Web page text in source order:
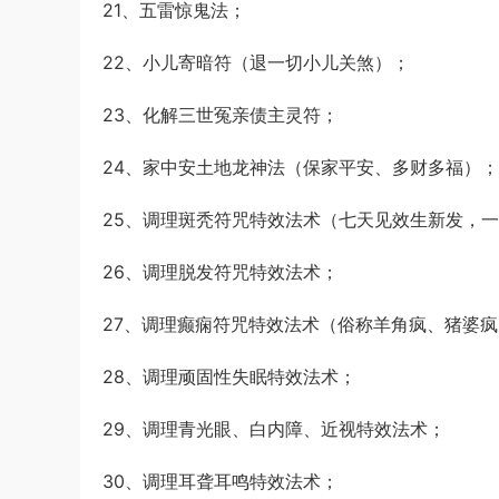
21、五雷惊鬼法；
22、小儿寄暗符（退一切小儿关煞）；
23、化解三世冤亲债主灵符；
24、家中安土地龙神法（保家平安、多财多福）；
25、调理斑秃符咒特效法术（七天见效生新发，一
26、调理脱发符咒特效法术；
27、调理癫痫符咒特效法术（俗称羊角疯、猪婆疯
28、调理顽固性失眠特效法术；
29、调理青光眼、白内障、近视特效法术；
30、调理耳聋耳鸣特效法术；